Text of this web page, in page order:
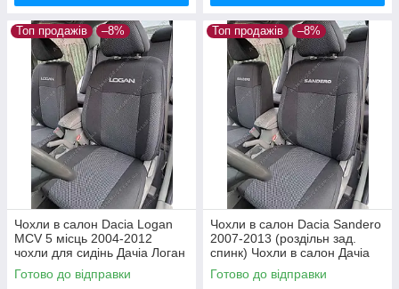
Топ продажів –8%
Чохли в салон Dacia Logan
MCV 5 місць 2004-2012
чохли для сидінь Дачіа Логан
МЦВ 5місць авто чохли Dacia
Logan MCV
Готово до відправки
Топ продажів –8%
Чохли в салон Dacia Sandero
2007-2013 (роздільн зад.
спинк) Чохли в салон Дачіа
Сандеро до 2013 / авто
чохли Dacia Sandero
Готово до відправки